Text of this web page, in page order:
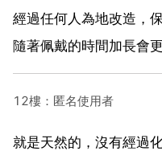
經過任何人為地改造，
隨著佩戴的時間加長會
12樓：匿名使用者
就是天然的，沒有經過